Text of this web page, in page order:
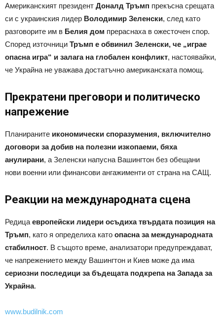
Американският президент Доналд Тръмп прекъсна срещата
си с украинския лидер Володимир Зеленски, след като
разговорите им в Белия дом прераснаха в ожесточен спор.
Според източници Тръмп е обвинил Зеленски, че „играе
опасна игра“ и залага на глобален конфликт, настоявайки,
че Украйна не уважава достатъчно американската помощ.
Прекратени преговори и политическо
напрежение
Планираните икономически споразумения, включително
договори за добив на полезни изкопаеми, бяха
анулирани, а Зеленски напусна Вашингтон без обещани
нови военни или финансови ангажименти от страна на САЩ.
Реакции на международната сцена
Редица европейски лидери осъдиха твърдата позиция на
Тръмп, като я определиха като опасна за международната
стабилност. В същото време, анализатори предупреждават,
че напрежението между Вашингтон и Киев може да има
сериозни последици за бъдещата подкрепа на Запада за
Украйна.
www.budilnik.com